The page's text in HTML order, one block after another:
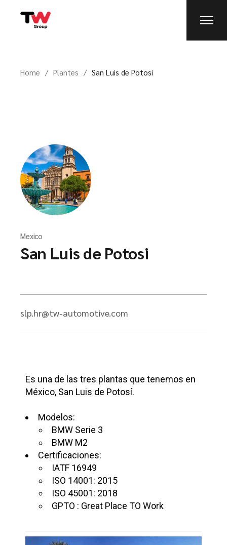
Home Plantes San Luis de Potosi
Mexico
San Luis de Potosi
slp.hr@tw-automotive.com
Es una de las tres plantas que tenemos en
México, San Luis de Potosí.
Modelos:
BMW Serie 3
BMW M2
Certificaciones:
IATF 16949
ISO 14001: 2015
ISO 45001: 2018
GPTO : Great Place TO Work